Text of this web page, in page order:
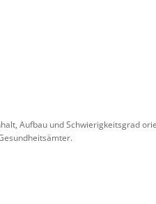
Aufbau und Schwierigkeitsgrad